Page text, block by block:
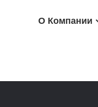
О Компании
И Сиденье Грязевого Насоса